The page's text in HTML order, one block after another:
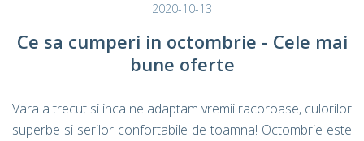
2020-10-13
Ce sa cumperi in octombrie - Cele mai
bune oferte
Vara a trecut si inca ne adaptam vremii racoroase, culorilor
superbe si serilor confortabile de toamna! Octombrie este